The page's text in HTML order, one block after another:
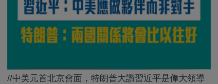
//中美元首北京會面，特朗普大讚習近平是偉大領導